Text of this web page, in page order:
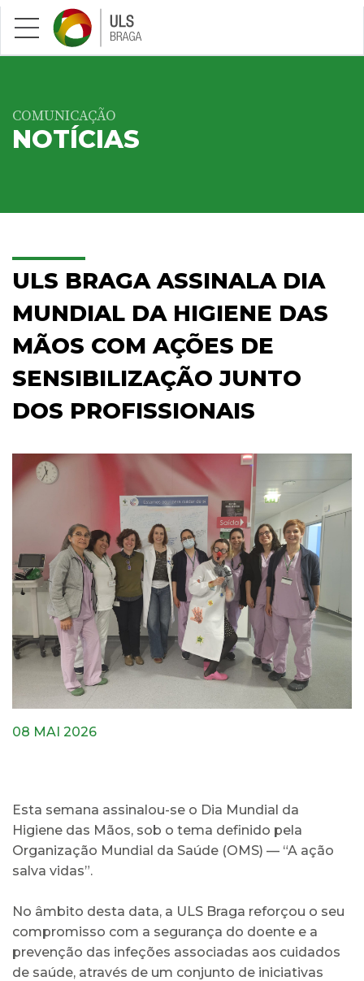
Saltar para conteúdo principal
COMUNICAÇÃO
NOTÍCIAS
ULS BRAGA ASSINALA DIA
MUNDIAL DA HIGIENE DAS
MÃOS COM AÇÕES DE
SENSIBILIZAÇÃO JUNTO
DOS PROFISSIONAIS
08 MAI 2026
Esta semana assinalou-se o Dia Mundial da
Higiene das Mãos, sob o tema definido pela
Organização Mundial da Saúde (OMS) — “A ação
salva vidas”.
No âmbito desta data, a ULS Braga reforçou o seu
compromisso com a segurança do doente e a
prevenção das infeções associadas aos cuidados
de saúde, através de um conjunto de iniciativas